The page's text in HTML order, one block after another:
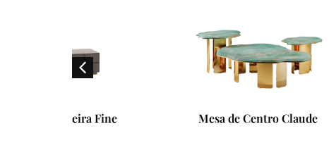
Mesa de Centro Claude